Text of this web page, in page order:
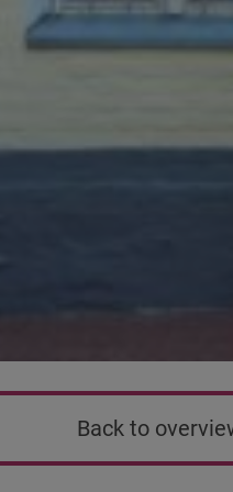
Back to